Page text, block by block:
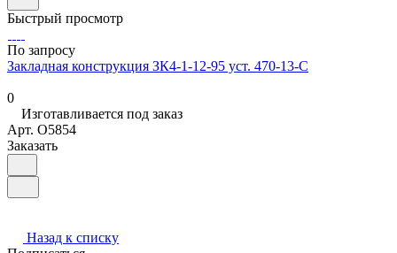
Быстрый просмотр
По запросу
Закладная конструкция ЗК4-1-12-95 уст. 470-13-С
0
Изготавливается под заказ
Арт. O5854
Заказать
Назад к списку